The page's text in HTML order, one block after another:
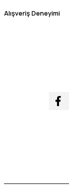
Alışveriş Deneyimi